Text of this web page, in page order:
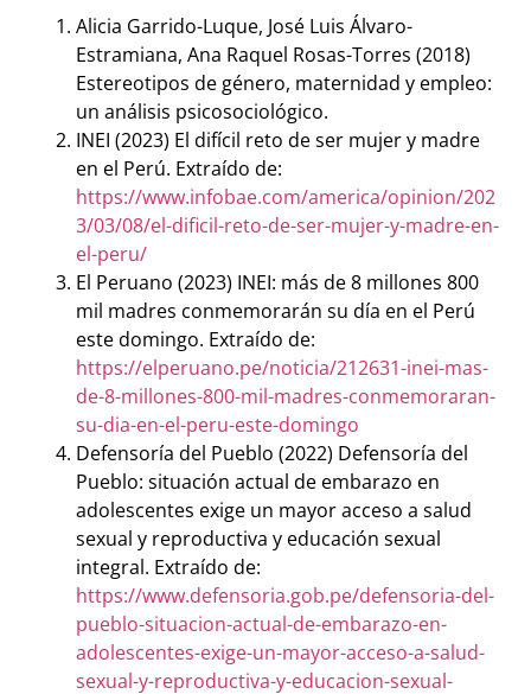
Alicia Garrido-Luque, José Luis Álvaro-
Estramiana, Ana Raquel Rosas-Torres (2018)
Estereotipos de género, maternidad y empleo:
un análisis psicosociológico.
INEI (2023) El difícil reto de ser mujer y madre
en el Perú. Extraído de:
https://www.infobae.com/america/opinion/202
3/03/08/el-dificil-reto-de-ser-mujer-y-madre-en-
el-peru/
El Peruano (2023) INEI: más de 8 millones 800
mil madres conmemorarán su día en el Perú
este domingo. Extraído de:
https://elperuano.pe/noticia/212631-inei-mas-
de-8-millones-800-mil-madres-conmemoraran-
su-dia-en-el-peru-este-domingo
Defensoría del Pueblo (2022) Defensoría del
Pueblo: situación actual de embarazo en
adolescentes exige un mayor acceso a salud
sexual y reproductiva y educación sexual
integral. Extraído de:
https://www.defensoria.gob.pe/defensoria-del-
pueblo-situacion-actual-de-embarazo-en-
adolescentes-exige-un-mayor-acceso-a-salud-
sexual-y-reproductiva-y-educacion-sexual-